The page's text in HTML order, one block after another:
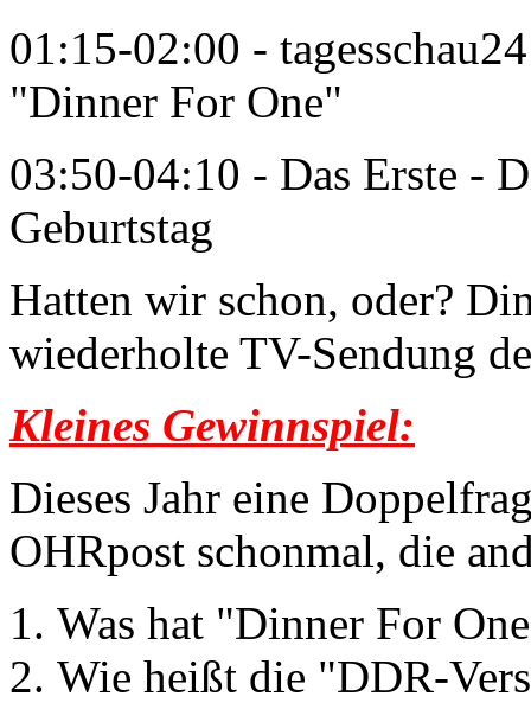
01:15-02:00 -
"Dinner For One"
03:50-04:10 - Das Erste -
Geburtstag
Hatten wir schon, oder?
wiederholte TV-Sendung
Kleines Gewinnspiel:
Dieses Jahr eine
OHRpost schonmal, die
Was hat "Dinner For
Wie heißt die "DDR-